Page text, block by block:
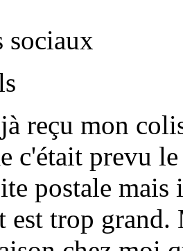
sociaux
reçu mon
c'était prevu
postale mais
est trop